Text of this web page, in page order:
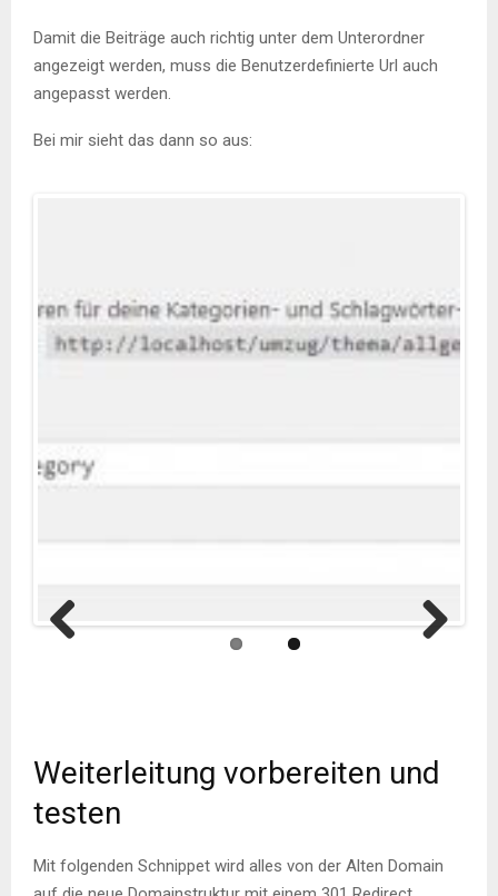
Damit die Beiträge auch richtig unter dem Unterordner
angezeigt werden, muss die Benutzerdefinierte Url auch
angepasst werden.
Bei mir sieht das dann so aus:
Weiterleitung vorbereiten und
testen
Mit folgenden Schnippet wird alles von der Alten Domain
auf die neue Domainstruktur mit einem 301 Redirect